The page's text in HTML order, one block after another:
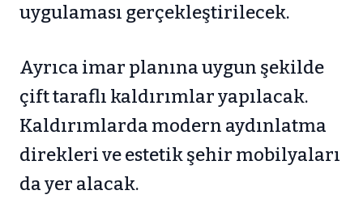
uygulaması gerçekleştirilecek.
Ayrıca imar planına uygun şekilde
çift taraflı kaldırımlar yapılacak.
Kaldırımlarda modern aydınlatma
direkleri ve estetik şehir mobilyaları
da yer alacak.